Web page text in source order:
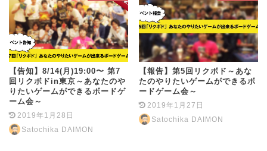
【告知】8/14(月)19:00〜 第7
回リクボドin東京～あなたのや
りたいゲームができるボードゲ
ーム会～
2019年1月28日
Satochika DAIMON
【報告】第5回リクボド～あな
たのやりたいゲームができるボ
ードゲーム会～
2019年1月27日
Satochika DAIMON